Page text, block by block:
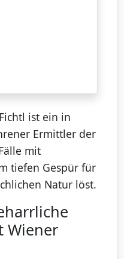
ist ein in
Ermittler der
mit
tiefen Gespür für
Natur löst.
Wiener